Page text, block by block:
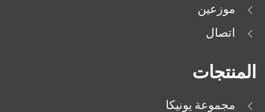
موزعين
اتصال
المنتجات
مجموعة يونيكا